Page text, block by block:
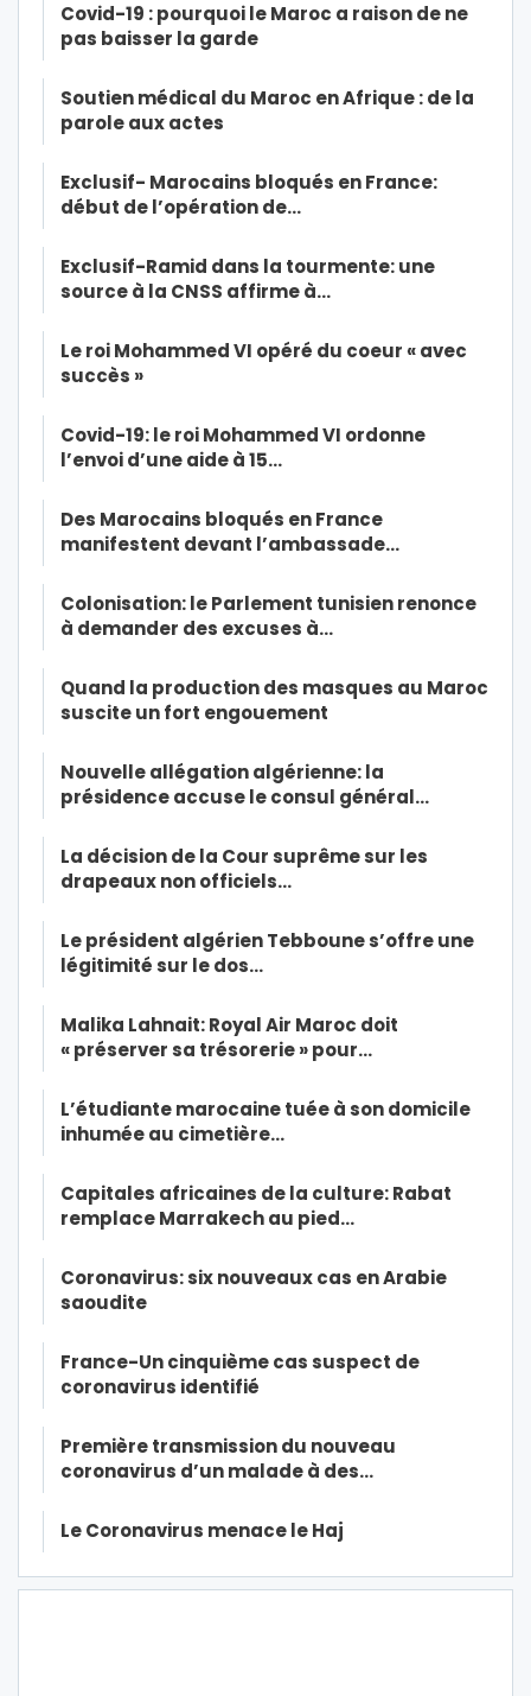
Covid-19 : pourquoi le Maroc a raison de ne
pas baisser la garde
Soutien médical du Maroc en Afrique : de la
parole aux actes
Exclusif- Marocains bloqués en France:
début de l’opération de…
Exclusif-Ramid dans la tourmente: une
source à la CNSS affirme à…
Le roi Mohammed VI opéré du coeur « avec
succès »
Covid-19: le roi Mohammed VI ordonne
l’envoi d’une aide à 15…
Des Marocains bloqués en France
manifestent devant l’ambassade…
Colonisation: le Parlement tunisien renonce
à demander des excuses à…
Quand la production des masques au Maroc
suscite un fort engouement
Nouvelle allégation algérienne: la
présidence accuse le consul général…
La décision de la Cour suprême sur les
drapeaux non officiels…
Le président algérien Tebboune s’offre une
légitimité sur le dos…
Malika Lahnait: Royal Air Maroc doit
« préserver sa trésorerie » pour…
L’étudiante marocaine tuée à son domicile
inhumée au cimetière…
Capitales africaines de la culture: Rabat
remplace Marrakech au pied…
Coronavirus: six nouveaux cas en Arabie
saoudite
France-Un cinquième cas suspect de
coronavirus identifié
Première transmission du nouveau
coronavirus d’un malade à des…
Le Coronavirus menace le Haj